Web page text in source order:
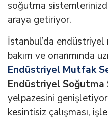
soğutma
araya getiriyor.
İstanbul’da endüstriyel
bakım ve onarımında
Endüstriyel Mutfak
Endüstriyel Soğutma
yelpazesini
kesintisiz çalışması,